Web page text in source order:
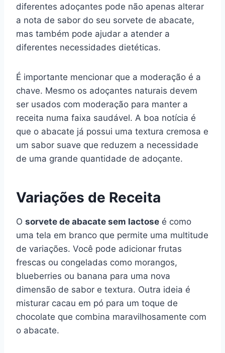
diferentes adoçantes pode não apenas alterar
a nota de sabor do seu sorvete de abacate,
mas também pode ajudar a atender a
diferentes necessidades dietéticas.
É importante mencionar que a moderação é a
chave. Mesmo os adoçantes naturais devem
ser usados com moderação para manter a
receita numa faixa saudável. A boa notícia é
que o abacate já possui uma textura cremosa e
um sabor suave que reduzem a necessidade
de uma grande quantidade de adoçante.
Variações de Receita
O sorvete de abacate sem lactose é como
uma tela em branco que permite uma multitude
de variações. Você pode adicionar frutas
frescas ou congeladas como morangos,
blueberries ou banana para uma nova
dimensão de sabor e textura. Outra ideia é
misturar cacau em pó para um toque de
chocolate que combina maravilhosamente com
o abacate.